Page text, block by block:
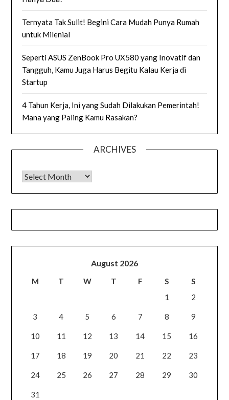
Ternyata Tak Sulit! Begini Cara Mudah Punya Rumah
untuk Milenial
Seperti ASUS ZenBook Pro UX580 yang Inovatif dan
Tangguh, Kamu Juga Harus Begitu Kalau Kerja di
Startup
4 Tahun Kerja, Ini yang Sudah Dilakukan Pemerintah!
Mana yang Paling Kamu Rasakan?
ARCHIVES
Archives
August 2026
M T W T F S
S
1
2
3 4 5 6 7 8 9
10 11 12 13 14 15 16
17 18 19 20 21 22 23
24 25 26 27 28 29 30
31